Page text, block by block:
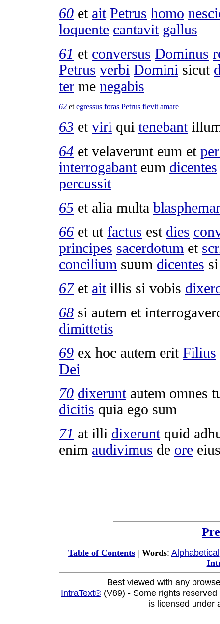
60 et ait Petrus homo
loquente cantavit gallus
61 et conversus Dominus
Petrus verbi Domini sicut
ter me negabis
62 et egressus foras Petrus flevit amare
63 et viri qui tenebant
64 et velaverunteum et
interrogabanteum dicentes
percussit
65 et alia multa
66 et ut factus est dies
principes sacerdotum et
concilium suum dicentes
67et aitillis si vobis
68 si autem et
dimittetis
69 ex hoc autem erit Filius
Dei
70 dixeruntautem omnes
dicitis quia ego sum
71 at illi dixeruntquid
enim audivimus de ore eius
Table of Contents| Words: Alphabetical
Best viewed with any
IntraText® (V89) - Some rights
is licensed under